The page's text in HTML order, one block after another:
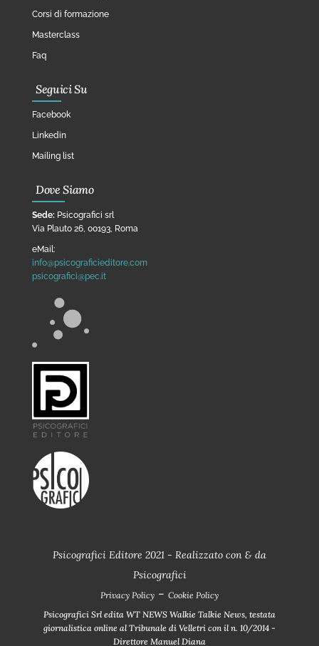
Corsi di formazione
Masterclass
Faq
Seguici Su
Facebook
Linkedin
Mailing list
Dove Siamo
Sede: Psicografici srl
Via Plauto 26, 00193, Roma
eMail:
info@psicograficieditore.com
psicografici@pec.it
Psicografici Editore 2021 - Realizzato con & da
Psicografici
Privacy Policy - Cookie Policy
Psicografici Srl edita WT NEWS Walkie Talkie News, testata
giornalistica online al Tribunale di Velletri con il n. 10/2014 -
Direttore Manuel Diana